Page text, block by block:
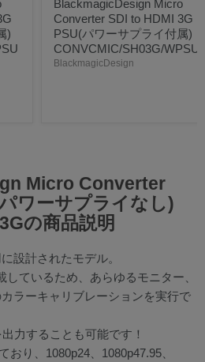
)
BlackmagicDesign Micro
Converter SDI to HDMI 3G
PSU(パワーサプライ付属)
CONVCMIC/SH03G/WPSU
BlackmagicDesign
Micro Converter
ワーサプライなし)
の商品説明
設計されたモデル。
ているため、あらゆるモニター、
ラーキャリブレーションを実行で
力することも可能です！
り、1080p24、1080p47.95、